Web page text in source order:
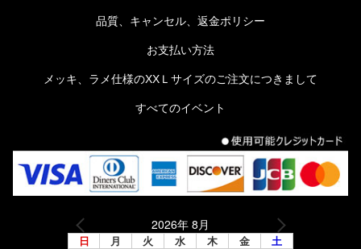
品質、キャンセル、返金ポリシー
お支払い方法
メッキ、ラメ仕様のXXＬサイズのご注文につきまして
すべてのイベント
2026年 8月
日 月 火 水 木 金 土